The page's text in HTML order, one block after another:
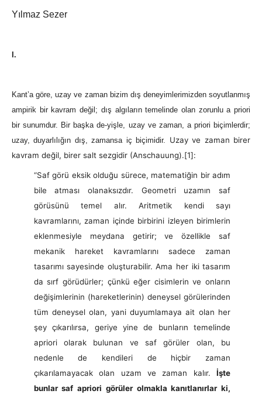
Yılmaz Sezer
I.
Kant’a göre, uzay ve zaman bizim dış deneyimlerimizden soyutlanmış
ampirik bir kavram değil; dış algıların temelinde olan zorunlu a priori
bir sunumdur. Bir başka de-yişle, uzay ve zaman, a priori biçimlerdir;
uzay, duyarlılığın dış, zamansa iç biçimidir. Uzay ve zaman birer
kavram değil, birer salt sezgidir (Anschauung).[1]:
“Saf görü eksik olduğu sürece, matematiğin bir adım
bile atması olanaksızdır. Geometri uzamın saf
görüsünü temel alır. Aritmetik kendi sayı
kavramlarını, zaman içinde birbirini izleyen birimlerin
eklenmesiyle meydana getirir; ve özellikle saf
mekanik hareket kavramlarını sadece zaman
tasarımı sayesinde oluşturabilir. Ama her iki tasarım
da sırf görüdürler; çünkü eğer cisimlerin ve onların
değişimlerinin (hareketlerinin) deneysel görülerinden
tüm deneysel olan, yani duyumlamaya ait olan her
şey çıkarılırsa, geriye yine de bunların temelinde
apriori olarak bulunan ve saf görüler olan, bu
nedenle de kendileri de hiçbir zaman
çıkarılamayacak olan uzam ve zaman kalır.İşte
bunlar saf apriori görüler olmakla kanıtlanırlar ki,